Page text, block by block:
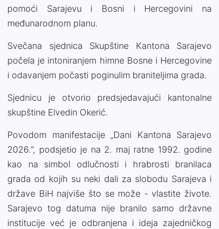
pomoći Sarajevu i Bosni i Hercegovini na
međunarodnom planu.
Svečana sjednica Skupštine Kantona Sarajevo
počela je intoniranjem himne Bosne i Hercegovine
i odavanjem počasti poginulim braniteljima grada.
Sjednicu je otvorio predsjedavajući kantonalne
skupštine Elvedin Okerić.
Povodom manifestacije „Dani Kantona Sarajevo
2026.“, podsjetio je na 2. maj ratne 1992. godine
kao na simbol odlučnosti i hrabrosti branilaca
grada od kojih su neki dali za slobodu Sarajeva i
države BiH najviše što se može - vlastite živote.
Sarajevo tog datuma nije branilo samo državne
institucije već je odbranjena i ideja zajedničkog